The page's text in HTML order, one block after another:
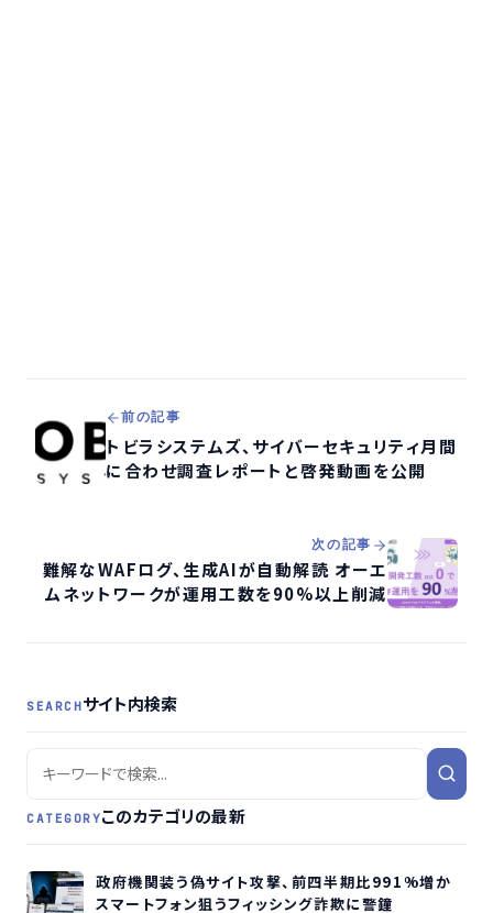
前の記事
トビラシステムズ、サイバーセキュリティ月間
に合わせ調査レポートと啓発動画を公開
次の記事
難解なWAFログ、生成AIが自動解読 オーエ
ムネットワークが運用工数を90%以上削減
SEARCHサイト内検索
CATEGORYこのカテゴリの最新
政府機関装う偽サイト攻撃、前四半期比991%増か
スマートフォン狙うフィッシング詐欺に警鐘